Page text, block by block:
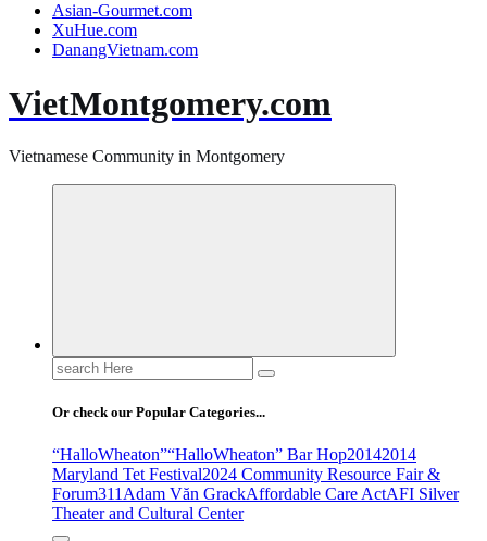
Asian-Gourmet.com
XuHue.com
DanangVietnam.com
VietMontgomery.com
Vietnamese Community in Montgomery
Search
for:
Or check our Popular Categories...
“HalloWheaton”“HalloWheaton” Bar Hop20142014
Maryland Tet Festival2024 Community Resource Fair &
Forum311Adam Văn GrackAffordable Care ActAFI Silver
Theater and Cultural Center